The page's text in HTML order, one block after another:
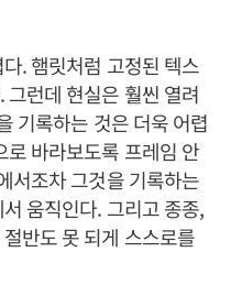
. 햄릿처럼 고정된 텍스
런데 현실은 훨씬 열려
기록하는 것은 더욱 어렵
바라보도록 프레임 안
서조차 그것을 기록하는
움직인다. 그리고 종종,
반도 못 되게 스스로를